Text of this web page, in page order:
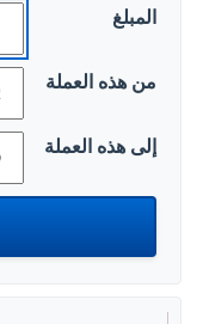
المبلغ
من هذه العملة
إلى هذه العملة